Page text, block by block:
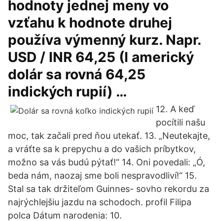
hodnoty jednej meny vo
vzťahu k hodnote druhej
používa výmenný kurz. Napr.
USD / INR 64,25 (I americký
dolár sa rovná 64,25
indických rupií) …
12. A keď
pocítili našu
moc, tak začali pred ňou utekať. 13. „Neutekajte,
a vráťte sa k prepychu a do vašich príbytkov,
možno sa vás budú pýtať!“ 14. Oni povedali: „Ó,
beda nám, naozaj sme boli nespravodliví!“ 15.
Stal sa tak držiteľom Guinnes- sovho rekordu za
najrýchlejšiu jazdu na schodoch. profil Filipa
polca Dátum narodenia: 10.